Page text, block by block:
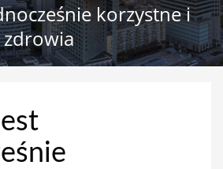
korzystne i